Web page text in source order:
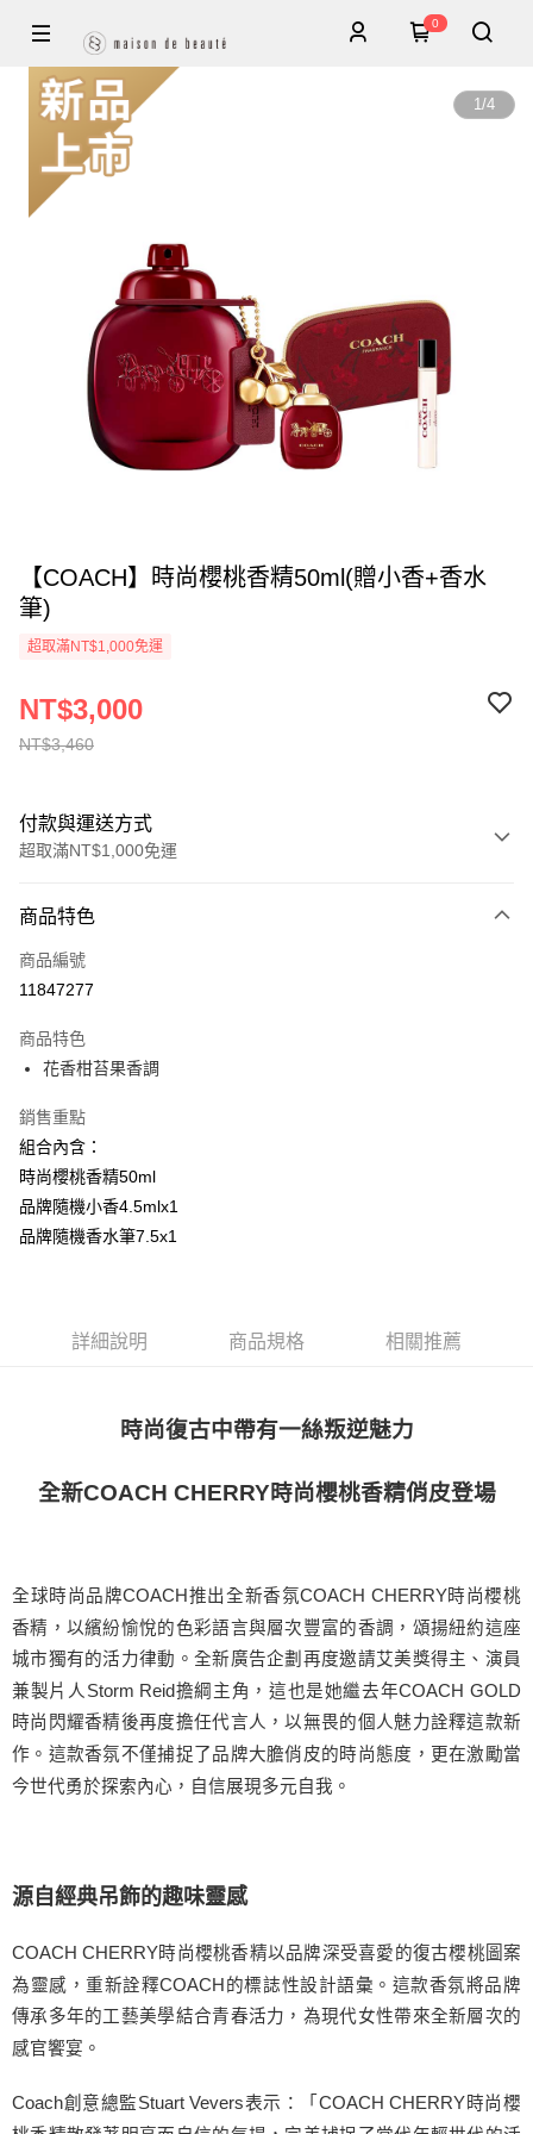
0
1/4
【COACH】時尚櫻桃香精50ml(贈小香+香水
筆)
超取滿NT$1,000免運
NT$3,460
NT$3,000
付款與運送方式
超取滿NT$1,000免運
信用卡一次付款
ATM付款
運送方式
付款後全家取貨
付款後萊爾富取貨
每筆NT$100，滿NT$1,000(含以上)免運費
付款後7-11取貨
每筆NT$80，滿NT$1,000(含以上)免運費
商品特色
商品編號
11847277
商品特色
花香柑苔果香調
銷售重點
組合內含：
時尚櫻桃香精50ml
品牌隨機小香4.5mlx1
品牌隨機香水筆7.5x1
詳細說明 商品規格 相關推薦
時尚復古中帶有一絲叛逆魅力
全新COACH CHERRY時尚櫻桃香精俏皮登場
全球時尚品牌COACH推出全新香氛COACH CHERRY時尚櫻桃
香精，以繽紛愉悅的色彩語言與層次豐富的香調，頌揚紐約這座
城市獨有的活力律動。全新廣告企劃再度邀請艾美獎得主、演員
兼製片人Storm Reid擔綱主角，這也是她繼去年COACH GOLD
時尚閃耀香精後再度擔任代言人，以無畏的個人魅力詮釋這款新
作。這款香氛不僅捕捉了品牌大膽俏皮的時尚態度，更在激勵當
今世代勇於探索內心，自信展現多元自我。
源自經典吊飾的趣味靈感
COACH CHERRY時尚櫻桃香精以品牌深受喜愛的復古櫻桃圖案
為靈感，重新詮釋COACH的標誌性設計語彙。這款香氛將品牌
傳承多年的工藝美學結合青春活力，為現代女性帶來全新層次的
感官饗宴。
Coach創意總監Stuart Vevers表示：「COACH CHERRY時尚櫻